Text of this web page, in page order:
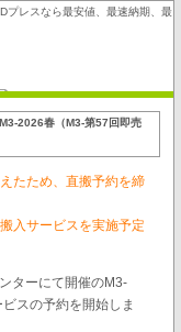
プレスなら最安値、最速納期、最
M3-2026春（M3-第57回即売
たため、直搬予約を締
入サービスを実施予定
ターにて開催のM3-
スの予約を開始しま